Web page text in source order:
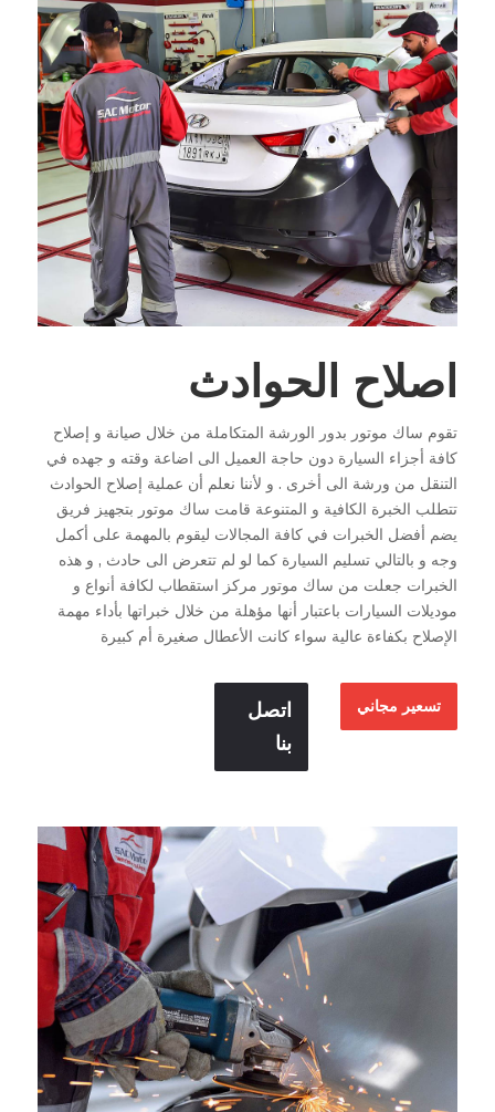
اصلاح الحوادث
تقوم ساك موتور بدور الورشة المتكاملة من خلال صيانة و إصلاح
كافة أجزاء السيارة دون حاجة العميل الى اضاعة وقته و جهده في
التنقل من ورشة الى أخرى . و لأننا نعلم أن عملية إصلاح الحوادث
تتطلب الخبرة الكافية و المتنوعة قامت ساك موتور بتجهيز فريق
يضم أفضل الخبرات في كافة المجالات ليقوم بالمهمة على أكمل
وجه و بالتالي تسليم السيارة كما لو لم تتعرض الى حادث , و هذه
الخبرات جعلت من ساك موتور مركز استقطاب لكافة أنواع و
موديلات السيارات باعتبار أنها مؤهلة من خلال خبراتها بأداء مهمة
الإصلاح بكفاءة عالية سواء كانت الأعطال صغيرة أم كبيرة
تسعير مجاني
اتصل
بنا